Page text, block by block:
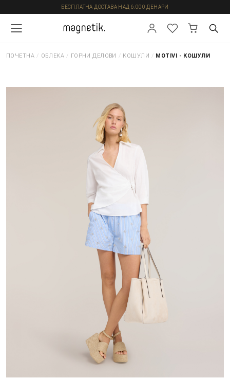
БЕСПЛАТНА ДОСТАВА НАД 6.000 ДЕНАРИ
ПОЧЕТНА / ОБЛЕКА / ГОРНИ ДЕЛОВИ / КОШУЛИ / MOTIVI - КОШУЛИ